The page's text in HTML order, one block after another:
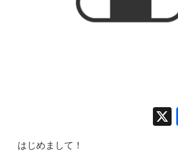
はじめまして！